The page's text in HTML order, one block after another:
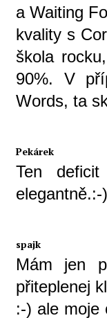
a Waiting
kvality s
škola
90%. V
Words, ta
Pekárek
Ten
elegantně.:-
spajk
Mám jen
přiteplenej
:-) ale moje